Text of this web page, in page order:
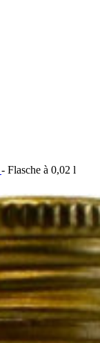
- Flasche à 0,02 l